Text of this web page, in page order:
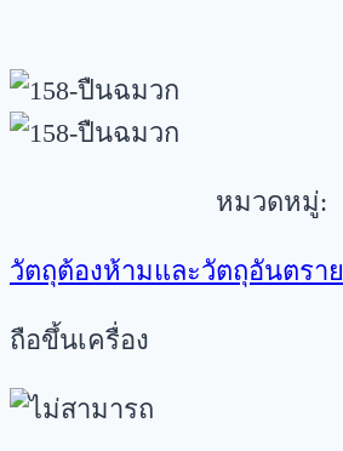
หมวดหมู่:
วัตถุต้องห้ามและวัตถุอันตราย
ถือขึ้นเครื่อง